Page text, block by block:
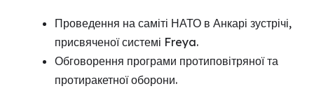
Проведення на саміті НАТО в Анкарі зустрічі,
присвяченої системі Freya.
Обговорення програми протиповітряної та
протиракетної оборони.